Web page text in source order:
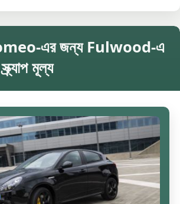
এর জন্য Fulwood-এ
মূল্য